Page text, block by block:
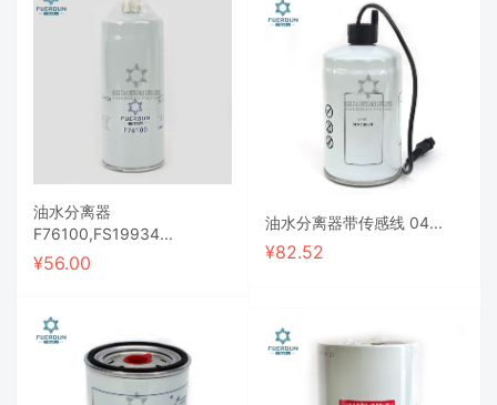
油水分离器
F76100,FS19934...
¥56.00
油水分离器带传感线 04...
¥82.52